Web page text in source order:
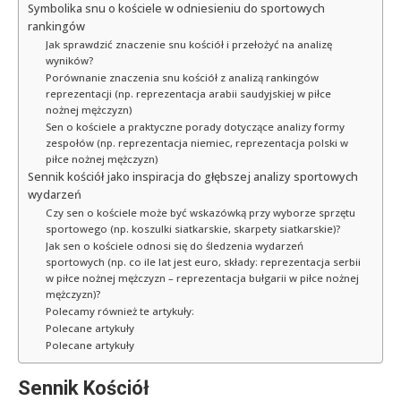
Symbolika snu o kościele w odniesieniu do sportowych
rankingów
Jak sprawdzić znaczenie snu kościół i przełożyć na analizę
wyników?
Porównanie znaczenia snu kościół z analizą rankingów
reprezentacji (np. reprezentacja arabii saudyjskiej w piłce
nożnej mężczyzn)
Sen o kościele a praktyczne porady dotyczące analizy formy
zespołów (np. reprezentacja niemiec, reprezentacja polski w
piłce nożnej mężczyzn)
Sennik kościół jako inspiracja do głębszej analizy sportowych
wydarzeń
Czy sen o kościele może być wskazówką przy wyborze sprzętu
sportowego (np. koszulki siatkarskie, skarpety siatkarskie)?
Jak sen o kościele odnosi się do śledzenia wydarzeń
sportowych (np. co ile lat jest euro, składy: reprezentacja serbii
w piłce nożnej mężczyzn – reprezentacja bułgarii w piłce nożnej
mężczyzn)?
Polecamy również te artykuły:
Polecane artykuły
Polecane artykuły
Sennik Kościół